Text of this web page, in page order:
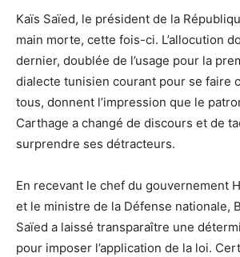
Kaïs Saïed, le président de la
main morte, cette fois-ci. L’allocution
dernier, doublée de l’usage pour la
dialecte tunisien courant pour se faire
tous, donnent l’impression que le
Carthage a changé de discours et de
surprendre ses détracteurs.
En recevant le chef du gouvernement
et le ministre de la Défense nationale,
Saïed a laissé transparaître une
pour imposer l’application de la loi.